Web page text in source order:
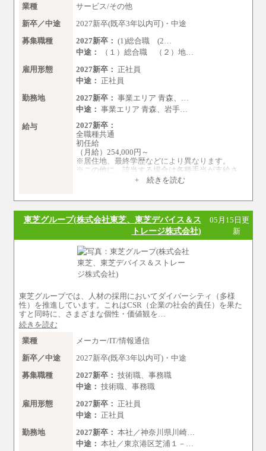
業種
サービス/その他
新卒／中途
2027新卒(既卒3年以内可)・中途
募集職種
2027新卒： (1)総合職 (2…
中途：
（１）総合職 （２）地…
雇用形態
2027新卒： 正社員
中途： 正社員
勤務地
2027新卒： 事業エリア 青森、…
中途： 事業エリア 青森、岩手…
給与
2027新卒：
全職種共通
初任給
（月給）254,000円～
※居住地、最終学歴などにより異なります。
※この他に、該当する場合は各種手当が支給さ
全職種共通
初任給／月給263,000円～
※居住地、年齢により異なります。
※この他に、該当する場合は各種手当が支給さ
れます。
※試用期間中も給与に変更はございません
+ 続きを読む
東芝グループ(株式会社東芝、東芝デバイス＆ス
トレージ株式会社)
05月15日更
新
東芝グループでは、人材の採用においてダイバーシティ（多様
性）を推進しています。これはCSR（企業の社会的責任）を果た
すと同時に、さまざまな個性・価値観を…
続きを読む
業種
メーカー/IT/情報通信
新卒／中途
2027新卒(既卒3年以内可)・中途
募集職種
2027新卒： 技術職、事務職
中途： 技術職、事務職
雇用形態
2027新卒： 正社員
中途： 正社員
勤務地
2027新卒： 本社／神奈川県川崎…
中途： 本社／東京港区芝浦１－…